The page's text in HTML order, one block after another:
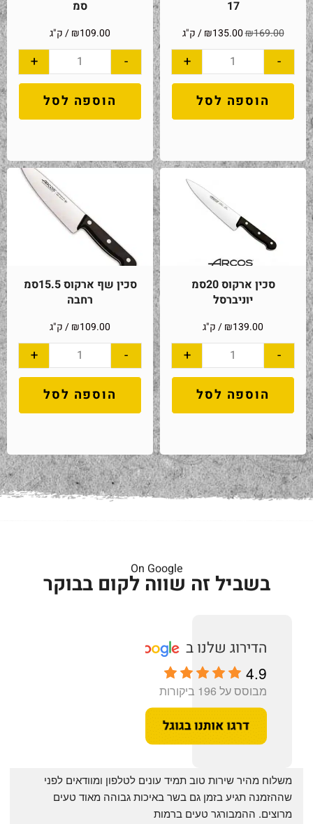
17
₪169.00
₪135.00 / ק"ג
-
+
הוספה לסל
סמ
₪109.00 / ק"ג
-
+
הוספה לסל
סכין ארקוס 20סמ
יוניברסל
₪139.00 / ק"ג
-
+
הוספה לסל
סכין שף ארקוס 15.5סמ
רחבה
₪109.00 / ק"ג
-
+
הוספה לסל
On Google
בשביל זה שווה לקום בבוקר
4.9
מבוסס על 196 ביקורות
מרוצים. ההמבורגר טעים ברמות